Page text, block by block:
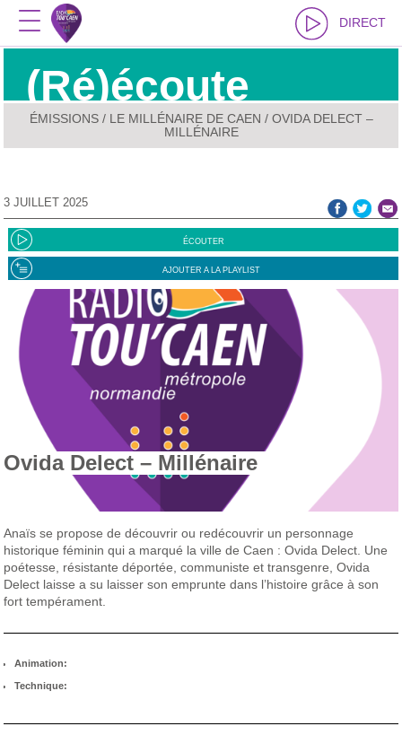
DIRECT
(Ré)écoute
ÉMISSIONS/ LE MILLÉNAIRE DE CAEN / OVIDA DELECT –
MILLÉNAIRE
3 JUILLET 2025
ÉCOUTER
AJOUTER A LA PLAYLIST
Ovida Delect – Millénaire
Anaïs se propose de découvrir ou redécouvrir un personnage
historique féminin qui a marqué la ville de Caen : Ovida Delect. Une
poétesse, résistante déportée, communiste et transgenre, Ovida
Delect laisse a su laisser son emprunte dans l’histoire grâce à son
fort tempérament.
Animation:
Technique: